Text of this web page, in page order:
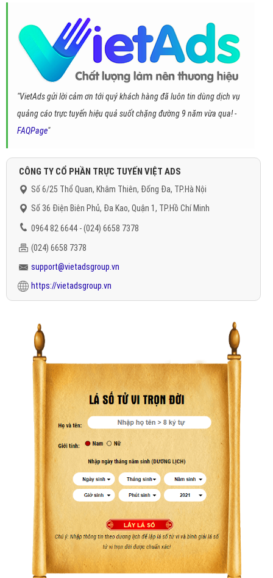
"VietAds gửi lời cảm ơn tới quý khách hàng đã luôn tin dùng dịch vụ
quảng cáo trực tuyến hiệu quả suốt chặng đường 9 năm vừa qua! -
FAQPage"
CÔNG TY CỔ PHẦN TRỰC TUYẾN VIỆT ADS
Số 6/25 Thổ Quan, Khâm Thiên, Đống Đa, TP.Hà Nội
Số 36 Điện Biên Phủ, Đa Kao, Quận 1, TP.Hồ Chí Minh
0964 82 6644 - (024) 6658 7378
(024) 6658 7378
support@vietadsgroup.vn
https://vietadsgroup.vn